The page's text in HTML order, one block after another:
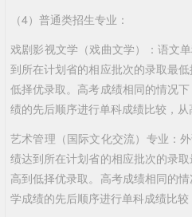
（4）普通类招生专业：
戏剧影视文学（戏曲文学）：语文
到所在计划省的相应批次的录取最
低择优录取。高考成绩相同的情况
绩的先后顺序进行单科成绩比较，从
艺术管理（国际文化交流）专业：
绩达到所在计划省的相应批次的录
高到低择优录取。高考成绩相同的
学成绩的先后顺序进行单科成绩比较